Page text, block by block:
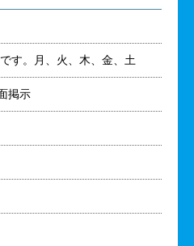
す。月、火、木、金、土
掲示